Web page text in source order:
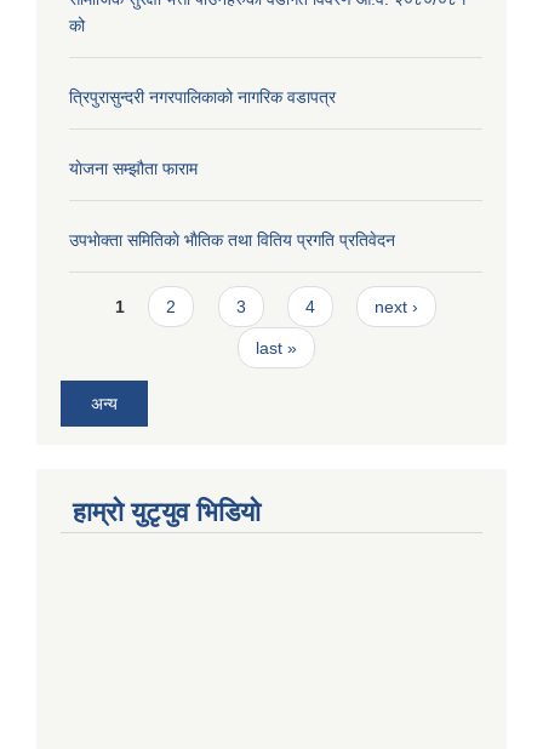
को
त्रिपुरासुन्दरी नगरपालिकाको नागरिक वडापत्र
याेजना सम्झौता फाराम
उपभाेक्ता समितिकाे भाैतिक तथा वितिय प्रगति प्रतिवेदन
Pages
1 2 3 4 next ›
last »
अन्य
हाम्राे युटृयुव भिडियाे